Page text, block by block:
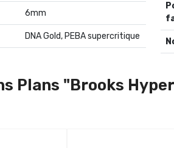
6mm
DNA Gold, PEBA supercritique
Plans "Brooks